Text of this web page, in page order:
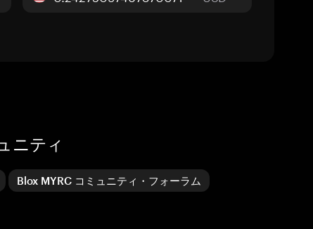
ニティ
Blox MYRC コミュニティ・フォーラム